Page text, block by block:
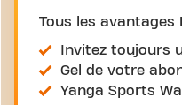
Tous les avantages
Invitez toujours
Gel de votre
Yanga Sports